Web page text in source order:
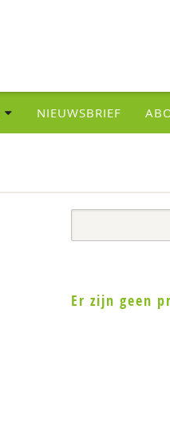
NIEUWSBRIEF
Er zijn geen